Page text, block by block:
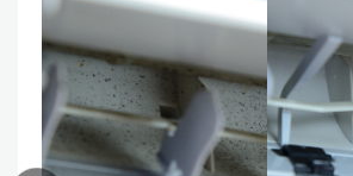
洗濯物の臭いが気になるよ
ら
買ってから1度も掃除していな